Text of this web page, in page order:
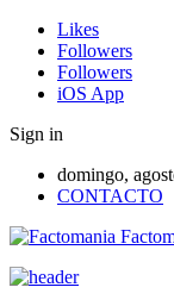
Likes
Followers
Followers
iOS App
Sign in
domingo,
CONTACTO